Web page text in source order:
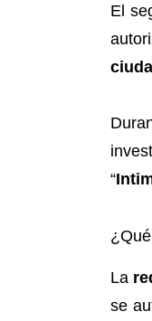
El
“
La
se